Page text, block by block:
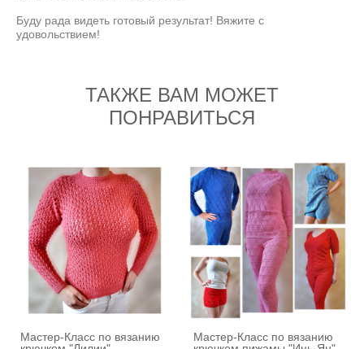
Буду рада видеть готовый результат! Вяжите с
удовольствием!
ТАКЖЕ ВАМ МОЖЕТ
ПОНРАВИТЬСЯ
Мастер-Класс по вязанию
Мастер-Класс по вязанию